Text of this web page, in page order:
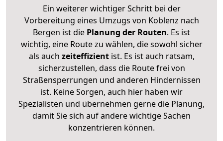
Ein weiterer wichtiger Schritt bei der
Vorbereitung eines Umzugs von Koblenz nach
Bergen ist die Planung der Routen. Es ist
wichtig, eine Route zu wählen, die sowohl sicher
als auch zeiteffizientist. Es ist auch ratsam,
sicherzustellen, dass die Route frei von
Straßensperrungen und anderen Hindernissen
ist. Keine Sorgen, auch hier haben wir
Spezialisten und übernehmen gerne die Planung,
damit Sie sich auf andere wichtige Sachen
konzentrieren können.